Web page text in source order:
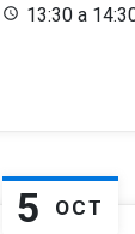
13:30 a
5 OCT